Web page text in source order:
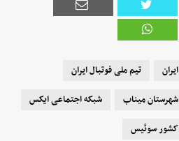
ایران
تیم ملی فوتبال ایران
شهرستان میناب
شبکه اجتماعی ایکس
کشور سوئیس